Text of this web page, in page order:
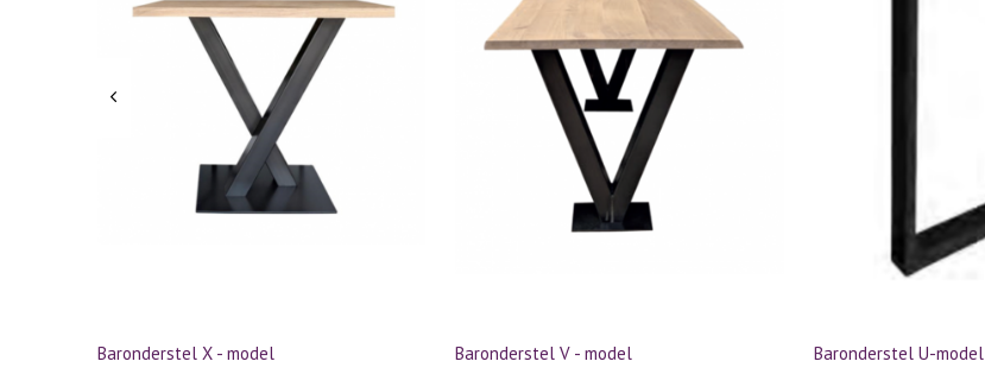
Baronderstel X - model Baronderstel V - model Baronderstel U-model